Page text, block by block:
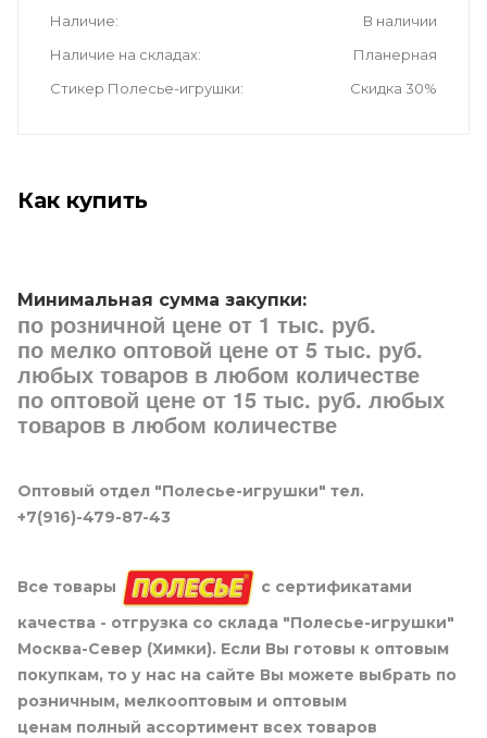
Наличие
В наличии
Наличие на складах
Планерная
Стикер Полесье-игрушки
Скидка 30%
Как купить
Минимальная сумма закупки:
по розничной цене от 1 тыс. руб.
по мелко оптовой цене от 5 тыс. руб.
любых товаров в любом количестве
по оптовой цене от 15 тыс. руб. любых
товаров в любом количестве
Оптовый отдел "Полесье-игрушки" тел.
+7(916)-479-87-43
Все товары
с сертификатами
качества - отгрузка со склада "Полесье-игрушки"
Москва-Север (Химки). Если Вы готовы к оптовым
покупкам, то у нас на сайте Вы можете выбрать по
розничным, мелкооптовым и оптовым
ценам полный ассортимент всех товаров